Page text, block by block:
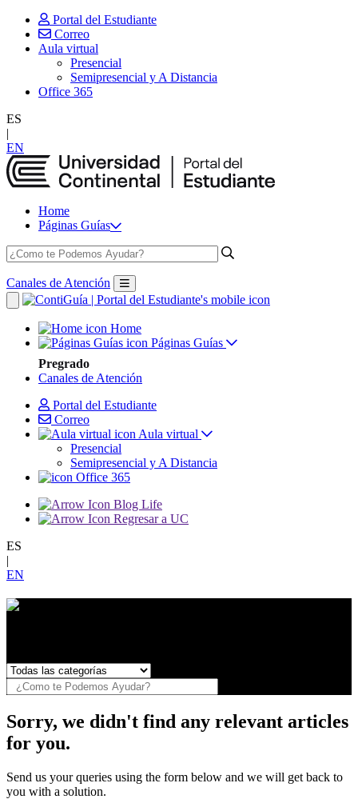
Portal del Estudiante
Correo
Aula virtual
Presencial
Semipresencial y A Distancia
Office 365
ES
|
EN
Home
Páginas Guías
Canales de Atención
Home
Páginas Guías
Pregrado
Canales de Atención
Portal del Estudiante
Correo
Aula virtual
Presencial
Semipresencial y A Distancia
Office 365
Blog Life
Regresar a UC
ES
|
EN
Sorry, we didn't find any relevant articles
for you.
Send us your queries using the form below and we will get back to
you with a solution.